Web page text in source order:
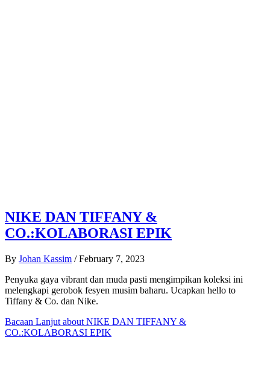
NIKE DAN TIFFANY &
CO.:KOLABORASI EPIK
By Johan Kassim / February 7, 2023
Penyuka gaya vibrant dan muda pasti mengimpikan koleksi ini
melengkapi gerobok fesyen musim baharu. Ucapkan hello to
Tiffany & Co. dan Nike.
Bacaan Lanjut about NIKE DAN TIFFANY &
CO.:KOLABORASI EPIK